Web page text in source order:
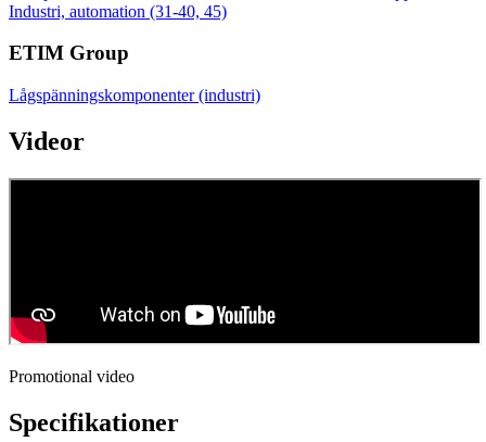
Industri, automation (31-40, 45)
ETIM Group
Lågspänningskomponenter (industri)
Videor
Promotional video
Specifikationer